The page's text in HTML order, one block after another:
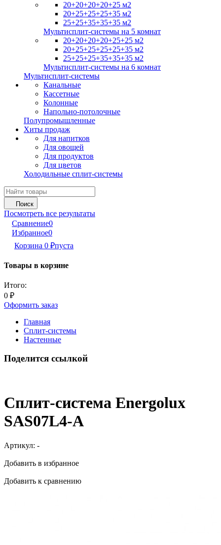
20+20+20+20+25 м2
20+25+25+25+35 м2
25+25+35+35+35 м2
Мультисплит-системы на 5 комнат
20+20+20+20+25+25 м2
20+25+25+25+25+35 м2
25+25+25+35+35+35 м2
Мультисплит-системы на 6 комнат
Мультисплит-системы
Канальные
Кассетные
Колонные
Напольно-потолочные
Полупромышленные
Хиты продаж
Для напитков
Для овощей
Для продуктов
Для цветов
Холодильные сплит-системы
Поиск
Посмотреть все результаты
Сравнение0
Избранное0
Корзина 0 ₽пуста
Товары в корзине
Итого:
0 ₽
Оформить заказ
Главная
Сплит-системы
Настенные
Поделится ссылкой
Сплит-система Energolux
SAS07L4-A
Артикул: -
Добавить в избранное
Добавить к сравнению